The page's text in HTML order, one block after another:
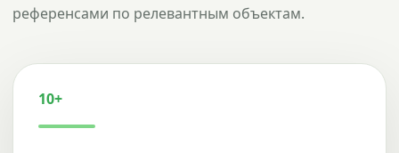
референсами по релевантным объектам.
10+